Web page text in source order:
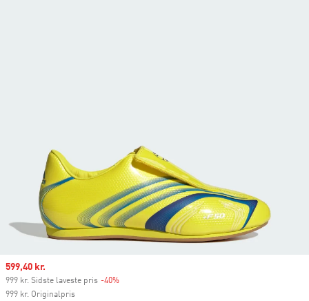
Sale price
599,40 kr.
999 kr. Sidste laveste pris -40%
999 kr. Originalpris